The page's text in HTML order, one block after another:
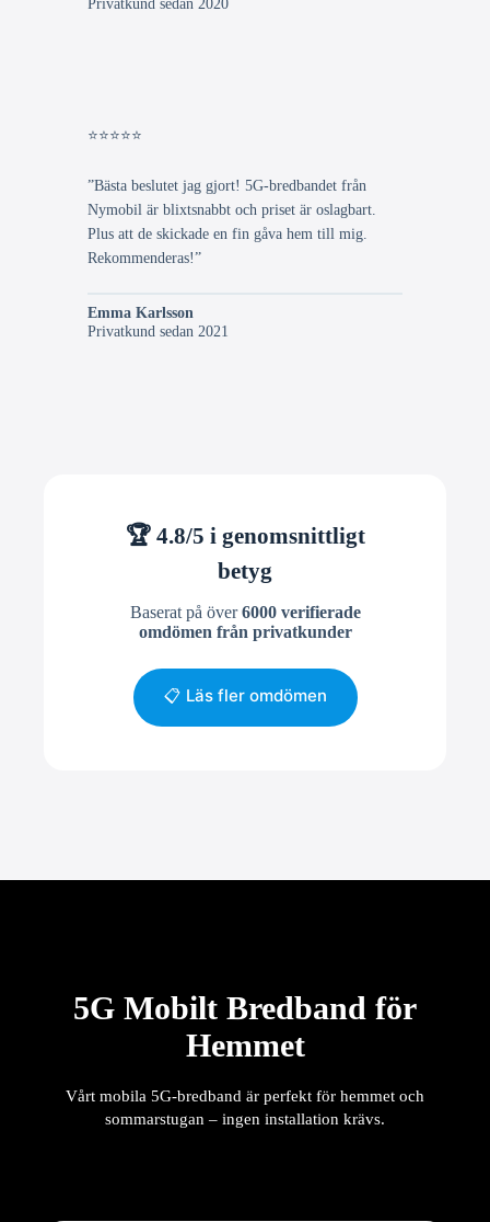
⭐⭐⭐⭐⭐
”Bästa beslutet jag gjort! 5G-bredbandet från
Nymobil är blixtsnabbt och priset är oslagbart.
Plus att de skickade en fin gåva hem till mig.
Rekommenderas!”
Emma Karlsson
Privatkund sedan 2021
🏆 4.8/5 i genomsnittligt
betyg
Baserat på över6000 verifierade
omdömen från privatkunder
📋 Läs fler omdömen
5G Mobilt Bredband för
Hemmet
Vårt mobila 5G-bredband är perfekt för hemmet och
sommarstugan – ingen installation krävs.